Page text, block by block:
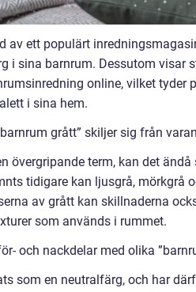
av ett populärt
i sina barnrum. Dessutom visar
online, vilket tyder
i sina hem.
grått” skiljer sig från
övergripande term, kan det
tidigare kan ljusgrå, mörkgrå
av grått kan skillnaderna
som används i rummet.
och nackdelar med olika
som en neutralfärg, och har